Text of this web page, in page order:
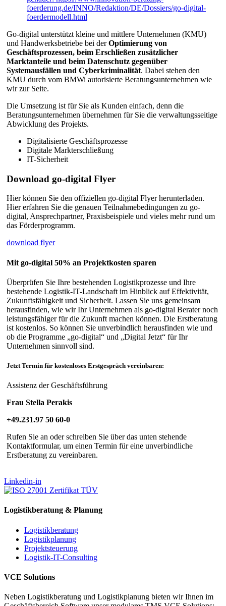
foerderung.de/INNO/Redaktion/DE/Dossiers/go-digital-
foerdermodell.html
Go-digital unterstützt kleine und mittlere Unternehmen (KMU)
und Handwerksbetriebe bei derOptimierung von
Geschäftsprozessen, beim Erschließen zusätzlicher
Marktanteile und beim Datenschutz gegenüber
Systemausfällen und Cyberkriminalität. Dabei stehen den
KMU durch vom BMWi autorisierte Beratungsunternehmen wie
wir zur Seite.
Die Umsetzung ist für Sie als Kunden einfach, denn die
Beratungsunternehmen übernehmen für Sie die verwaltungsseitige
Abwicklung des Projekts.
Digitalisierte Geschäftsprozesse
Digitale Markterschließung
IT-Sicherheit
Download go-digital Flyer
Hier können Sie den offiziellen go-digital Flyer herunterladen.
Hier erfahren Sie die genauen Teilnahmebedingungen zu go-
digital, Ansprechpartner, Praxisbeispiele und vieles mehr rund um
das Förderprogramm.
download flyer
Mit go-digital 50% an Projektkosten sparen
Überprüfen Sie Ihre bestehenden Logistikprozesse und Ihre
bestehende Logistik-IT-Landschaft im Hinblick auf Effektivität,
Zukunftsfähigkeit und Sicherheit. Lassen Sie uns gemeinsam
herausfinden, wie wir Ihr Unternehmen als go-digital Berater noch
leistungsfähiger für die Zukunft machen können. Die Erstberatung
ist kostenlos. So können Sie unverbindlich herausfinden wie und
ob die Programme „go-digital“ und „Digital Jetzt“ für Ihr
Unternehmen sinnvoll sind.
Jetzt Termin für kostenloses Erstgespräch vereinbaren:
Assistenz der Geschäftsführung
Frau Stella Perakis
+49.231.97 50 60-0
Rufen Sie an oder schreiben Sie über das unten stehende
Kontaktformular, um einen Termin für eine unverbindliche
Erstberatung zu vereinbaren.
Linkedin-in
Logistikberatung & Planung
Logistikberatung
Logistikplanung
Projektsteuerung
Logistik-IT-Consulting
VCE Solutions
Neben Logistikberatung und Logistikplanung bieten wir Ihnen im